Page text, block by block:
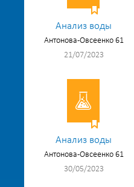
Анализ воды
Антонова-Овсеенко 61
21/07/2023
Анализ воды
Антонова-Овсеенко 61
30/05/2023